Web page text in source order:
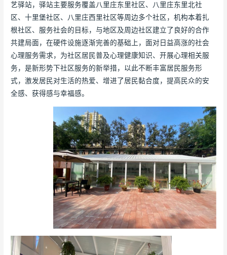
艺驿站，驿站主要服务覆盖八里庄东里社区、八里庄东里北社
区、十里堡社区、八里庄西里社区等周边多个社区，机构本着扎
根社区、服务社会的目标，与地区及周边社区建立了良好的合作
共建局面，在硬件设施逐渐完善的基础上，面对日益高涨的社会
心理服务需求，为社区居民普及心理健康知识、开展心理相关服
务，是新形势下社区服务的新举措，以此不断丰富居民服务形
式，激发居民对生活的热爱、增进了居民黏合度，提高民众的安
全感、获得感与幸福感。